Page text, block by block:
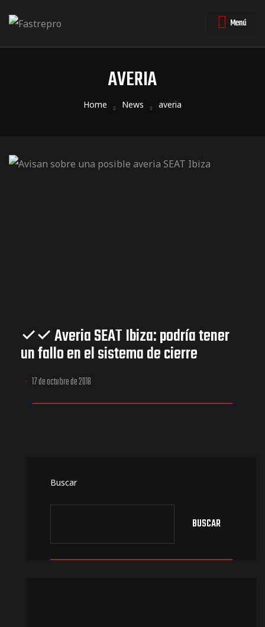
Menú
AVERIA
Home News averia
✓✓ Averia SEAT Ibiza: podría tener
un fallo en el sistema de cierre
17 de octubre de 2018
Buscar
BUSCAR